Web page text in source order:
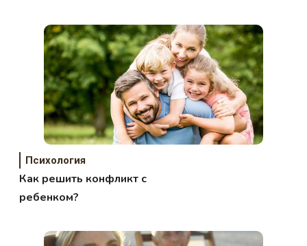
Психология
Как решить конфликт с
ребенком?